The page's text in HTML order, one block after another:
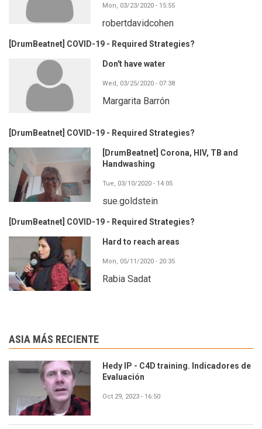
Mon, 03/23/2020 - 15:55
robertdavidcohen
[DrumBeatnet] COVID-19 - Required Strategies?
Don't have water
Wed, 03/25/2020 - 07:38
Margarita Barrón
[DrumBeatnet] COVID-19 - Required Strategies?
[DrumBeatnet] Corona, HIV, TB and
Handwashing
Tue, 03/10/2020 - 14:05
sue.goldstein
[DrumBeatnet] COVID-19 - Required Strategies?
Hard to reach areas
Mon, 05/11/2020 - 20:35
Rabia Sadat
ASIA MÁS RECIENTE
Hedy IP - C4D training. Indicadores de
Evaluación
Oct 29, 2023 - 16:50